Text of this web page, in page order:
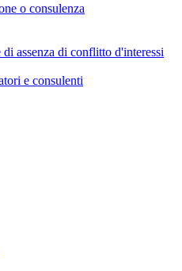
o consulenza
assenza di conflitto d'interessi
e consulenti